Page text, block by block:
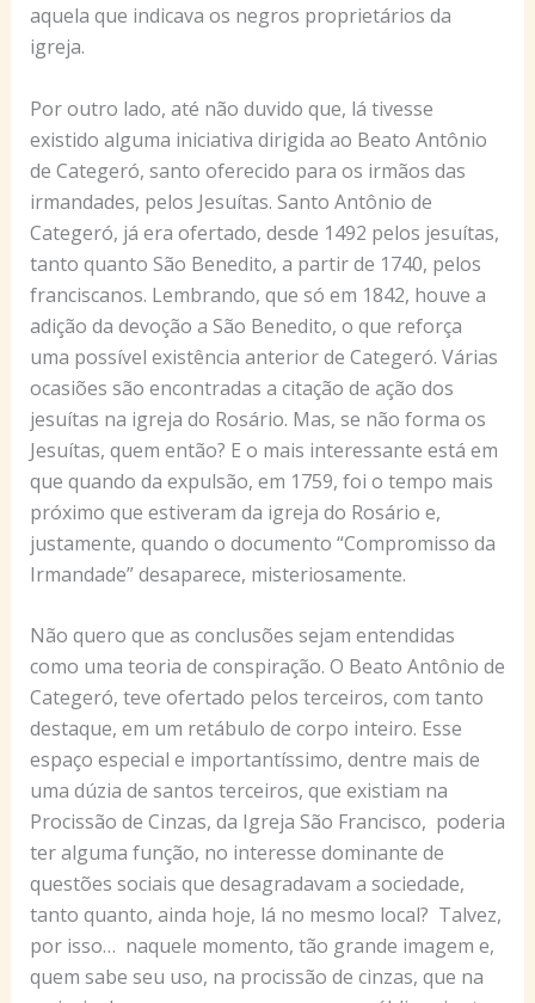
aquela que indicava os negros proprietários da
igreja.
Por outro lado, até não duvido que, lá tivesse
existido alguma iniciativa dirigida ao Beato Antônio
de Categeró, santo oferecido para os irmãos das
irmandades, pelos Jesuítas. Santo Antônio de
Categeró, já era ofertado, desde 1492 pelos jesuítas,
tanto quanto São Benedito, a partir de 1740, pelos
franciscanos. Lembrando, que só em 1842, houve a
adição da devoção a São Benedito, o que reforça
uma possível existência anterior de Categeró. Várias
ocasiões são encontradas a citação de ação dos
jesuítas na igreja do Rosário. Mas, se não forma os
Jesuítas, quem então? E o mais interessante está em
que quando da expulsão, em 1759, foi o tempo mais
próximo que estiveram da igreja do Rosário e,
justamente, quando o documento “Compromisso da
Irmandade” desaparece, misteriosamente.
Não quero que as conclusões sejam entendidas
como uma teoria de conspiração. O Beato Antônio de
Categeró, teve ofertado pelos terceiros, com tanto
destaque, em um retábulo de corpo inteiro. Esse
espaço especial e importantíssimo, dentre mais de
uma dúzia de santos terceiros, que existiam na
Procissão de Cinzas, da Igreja São Francisco, poderia
ter alguma função, no interesse dominante de
questões sociais que desagradavam a sociedade,
tanto quanto, ainda hoje, lá no mesmo local? Talvez,
por isso… naquele momento, tão grande imagem e,
quem sabe seu uso, na procissão de cinzas, que na